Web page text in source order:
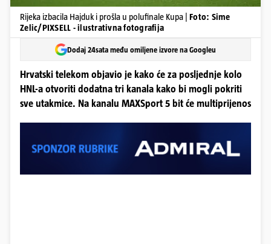
Rijeka izbacila Hajduk i prošla u polufinale Kupa | Foto: Sime
Zelic/PIXSELL - ilustrativna fotografija
Dodaj 24sata među omiljene izvore na Googleu
Hrvatski telekom objavio je kako će za posljednje kolo
HNL-a otvoriti dodatna tri kanala kako bi mogli pokriti
sve utakmice. Na kanalu MAXSport 5 bit će multiprijenos